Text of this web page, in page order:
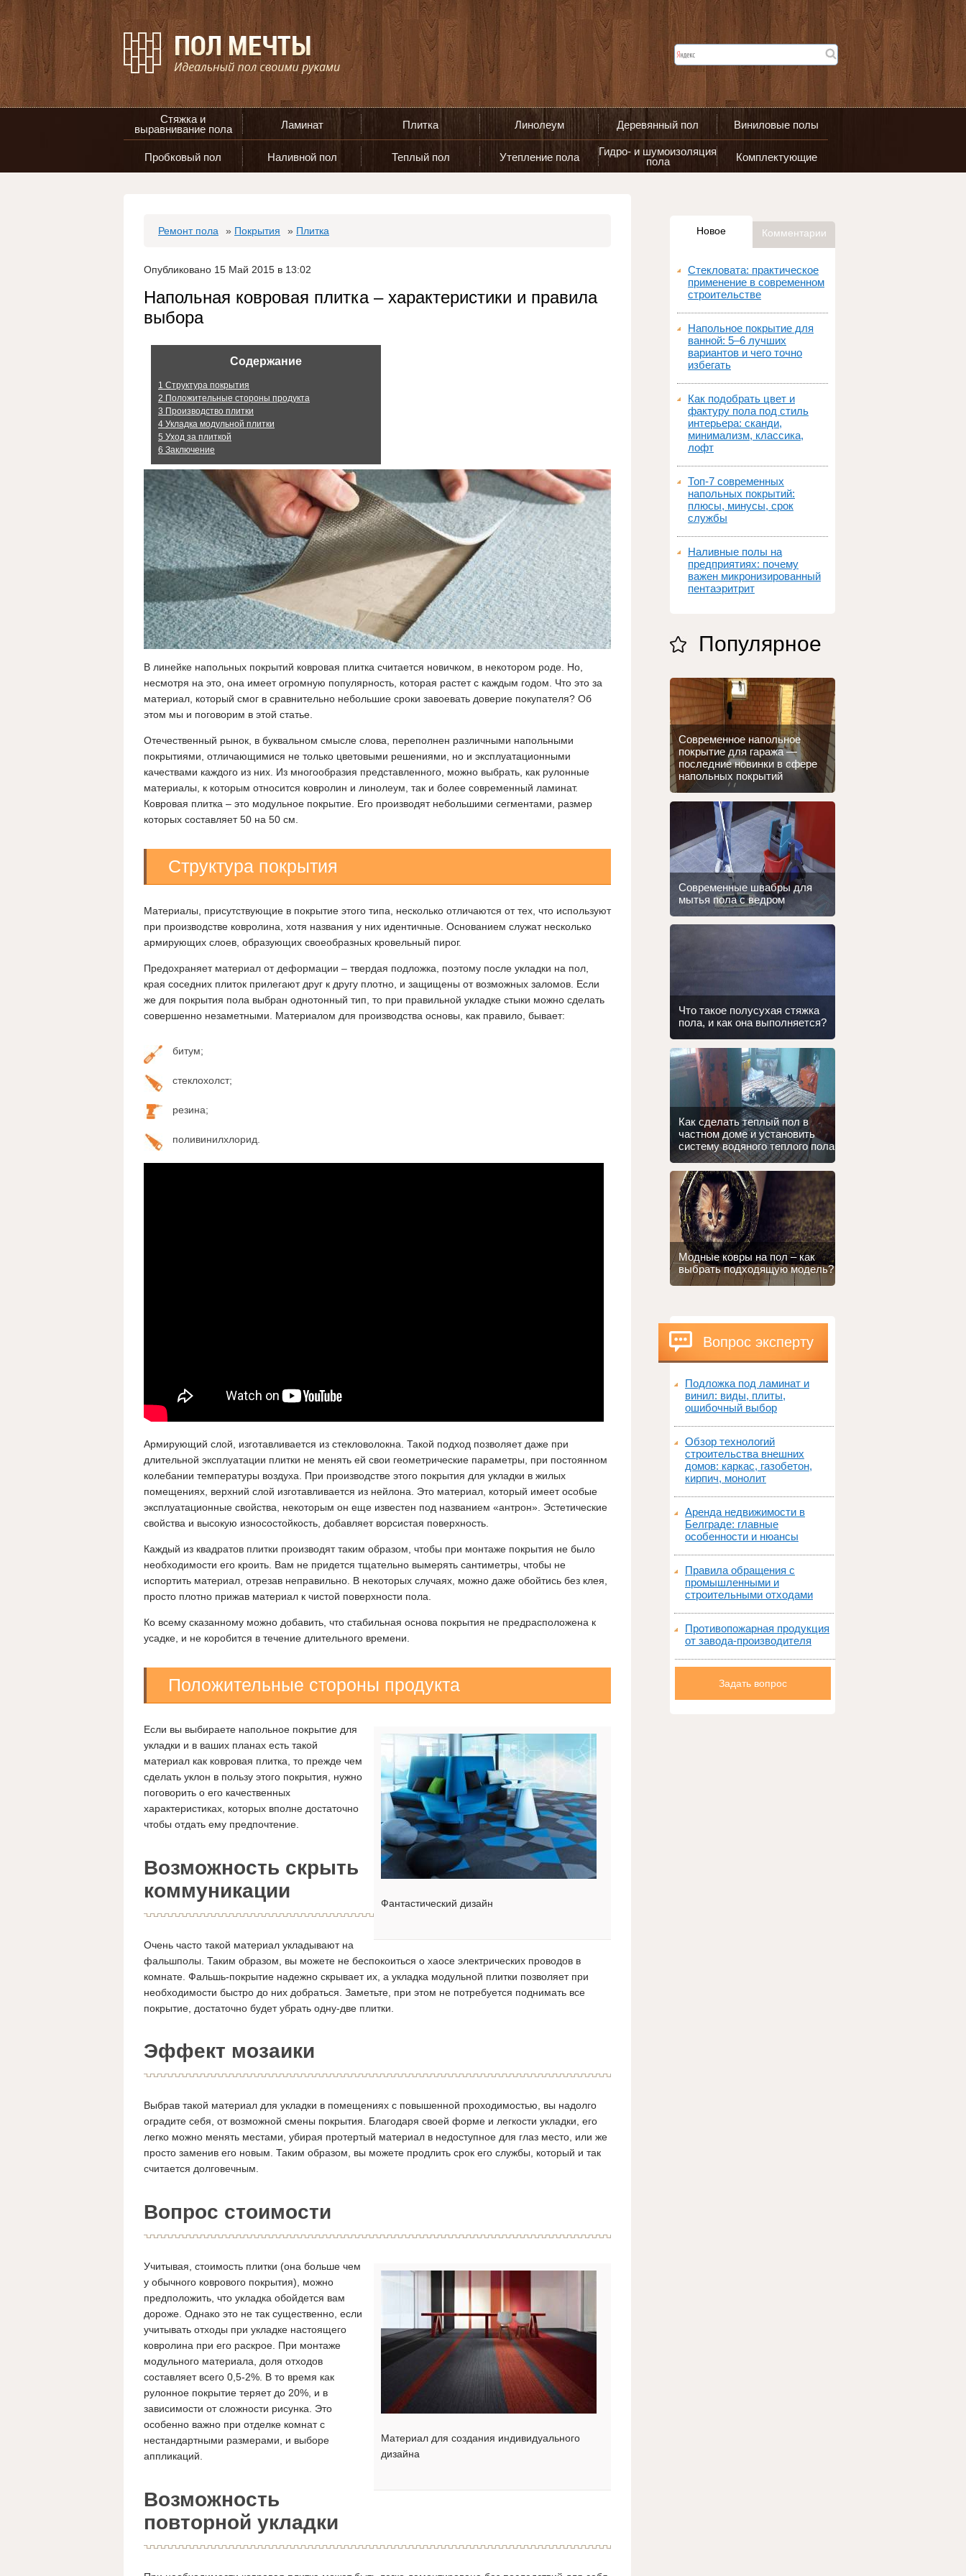
Стяжка и
выравнивание пола
Ламинат Плитка Линолеум Деревянный пол Виниловые полы
Пробковый пол Наливной пол Теплый пол Утепление пола
Гидро- и шумоизоляция
пола
Комплектующие
Ремонт пола » Покрытия » Плитка
Опубликовано 15 Май 2015 в 13:02
Напольная ковровая плитка – характеристики и правила
выбора
Содержание
1 Структура покрытия
2 Положительные стороны продукта
3 Производство плитки
4 Укладка модульной плитки
5 Уход за плиткой
6 Заключение
В линейке напольных покрытий ковровая плитка считается новичком, в некотором роде. Но,
несмотря на это, она имеет огромную популярность, которая растет с каждым годом. Что это за
материал, который смог в сравнительно небольшие сроки завоевать доверие покупателя? Об
этом мы и поговорим в этой статье.
Отечественный рынок, в буквальном смысле слова, переполнен различными напольными
покрытиями, отличающимися не только цветовыми решениями, но и эксплуатационными
качествами каждого из них. Из многообразия представленного, можно выбрать, как рулонные
материалы, к которым относится ковролин и линолеум, так и более современный ламинат.
Ковровая плитка – это модульное покрытие. Его производят небольшими сегментами, размер
которых составляет 50 на 50 см.
Структура покрытия
Материалы, присутствующие в покрытие этого типа, несколько отличаются от тех, что используют
при производстве ковролина, хотя названия у них идентичные. Основанием служат несколько
армирующих слоев, образующих своеобразных кровельный пирог.
Предохраняет материал от деформации – твердая подложка, поэтому после укладки на пол,
края соседних плиток прилегают друг к другу плотно, и защищены от возможных заломов. Если
же для покрытия пола выбран однотонный тип, то при правильной укладке стыки можно сделать
совершенно незаметными. Материалом для производства основы, как правило, бывает:
битум;
стеклохолст;
резина;
поливинилхлорид.
Армирующий слой, изготавливается из стекловолокна. Такой подход позволяет даже при
длительной эксплуатации плитки не менять ей свои геометрические параметры, при постоянном
колебании температуры воздуха. При производстве этого покрытия для укладки в жилых
помещениях, верхний слой изготавливается из нейлона. Это материал, который имеет особые
эксплуатационные свойства, некоторым он еще известен под названием «антрон». Эстетические
свойства и высокую износостойкость, добавляет ворсистая поверхность.
Каждый из квадратов плитки производят таким образом, чтобы при монтаже покрытия не было
необходимости его кроить. Вам не придется тщательно вымерять сантиметры, чтобы не
испортить материал, отрезав неправильно. В некоторых случаях, можно даже обойтись без клея,
просто плотно прижав материал к чистой поверхности пола.
Ко всему сказанному можно добавить, что стабильная основа покрытия не предрасположена к
усадке, и не коробится в течение длительного времени.
Положительные стороны продукта
Фантастический дизайн
Если вы выбираете напольное покрытие для
укладки и в ваших планах есть такой
материал как ковровая плитка, то прежде чем
сделать уклон в пользу этого покрытия, нужно
поговорить о его качественных
характеристиках, которых вполне достаточно
чтобы отдать ему предпочтение.
Возможность скрыть
коммуникации
Очень часто такой материал укладывают на
фальшполы. Таким образом, вы можете не беспокоиться о хаосе электрических проводов в
комнате. Фальшь-покрытие надежно скрывает их, а укладка модульной плитки позволяет при
необходимости быстро до них добраться. Заметьте, при этом не потребуется поднимать все
покрытие, достаточно будет убрать одну-две плитки.
Эффект мозаики
Выбрав такой материал для укладки в помещениях с повышенной проходимостью, вы надолго
оградите себя, от возможной смены покрытия. Благодаря своей форме и легкости укладки, его
легко можно менять местами, убирая протертый материал в недоступное для глаз место, или же
просто заменив его новым. Таким образом, вы можете продлить срок его службы, который и так
считается долговечным.
Вопрос стоимости
Материал для создания индивидуального
дизайна
Учитывая, стоимость плитки (она больше чем
у обычного коврового покрытия), можно
предположить, что укладка обойдется вам
дороже. Однако это не так существенно, если
учитывать отходы при укладке настоящего
ковролина при его раскрое. При монтаже
модульного материала, доля отходов
составляет всего 0,5-2%. В то время как
рулонное покрытие теряет до 20%, и в
зависимости от сложности рисунка. Это
особенно важно при отделке комнат с
нестандартными размерами, и выборе
аппликаций.
Возможность
повторной укладки
Новое Комментарии
Стекловата: практическое
применение в современном
строительстве
Напольное покрытие для
ванной: 5–6 лучших
вариантов и чего точно
избегать
Как подобрать цвет и
фактуру пола под стиль
интерьера: сканди,
минимализм, классика,
лофт
Топ‑7 современных
напольных покрытий:
плюсы, минусы, срок
службы
Наливные полы на
предприятиях: почему
важен микронизированный
пентаэритрит
Популярное
Современное напольное
покрытие для гаража —
последние новинки в сфере
напольных покрытий
Современные швабры для
мытья пола с ведром
Что такое полусухая стяжка
пола, и как она выполняется?
Как сделать теплый пол в
частном доме и установить
систему водяного теплого пола
Модные ковры на пол – как
выбрать подходящую модель?
Вопрос эксперту
Подложка под ламинат и
винил: виды, плиты,
ошибочный выбор
Обзор технологий
строительства внешних
домов: каркас, газобетон,
кирпич, монолит
Аренда недвижимости в
Белграде: главные
особенности и нюансы
Правила обращения с
промышленными и
строительными отходами
Противопожарная продукция
от завода-производителя
Задать вопрос